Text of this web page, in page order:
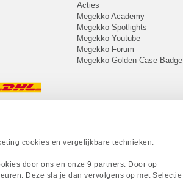
cookies en vergelijkbare technieken.
door ons en onze 9 partners. Door op
Deze sla je dan vervolgens op met Selectie
Acties
Megekko Academy
Megekko Spotlights
Megekko Youtube
Megekko Forum
Megekko Golden Case Badge